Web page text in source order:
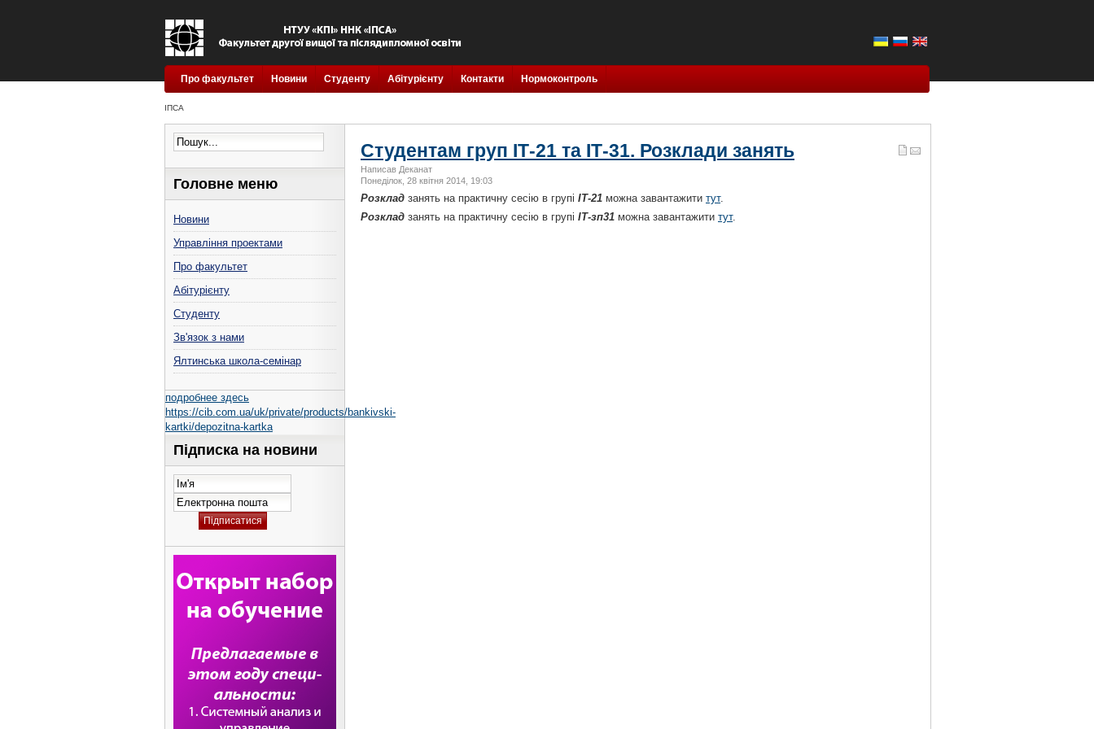
Про факультет Новини Студенту Абітурієнту Контакти Нормоконтроль
ІПСА
Студентам груп ІТ-21 та ІТ-31. Розклади занять
Написав Деканат
Понеділок, 28 квітня 2014, 19:03
Розклад занять на практичну сесію в групі ІТ-21 можна завантажити тут.
Розклад занять на практичну сесію в групі ІТ-зп31 можна завантажити тут.
Головне меню
Новини
Управління проектами
Про факультет
Абітурієнту
Студенту
Зв'язок з нами
Ялтинська школа-семінар
подробнее здесь
https://cib.com.ua/uk/private/products/bankivski-
kartki/depozitna-kartka
Підписка на новини